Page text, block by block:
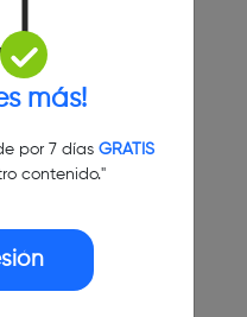
más!
por 7 días GRATIS
contenido."